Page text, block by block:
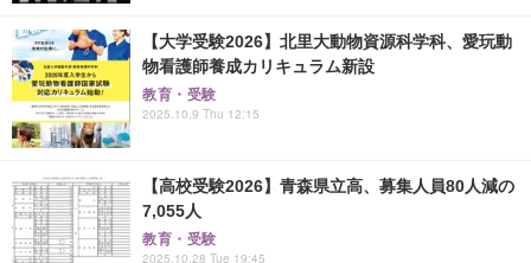
【大学受験2026】北里大動物資源科学科、愛玩動
物看護師養成カリキュラム新設
教育・受験
2025.10.9 Thu 12:15
【高校受験2026】青森県立高、募集人員80人減の
7,055人
教育・受験
2025.10.28 Tue 19:45